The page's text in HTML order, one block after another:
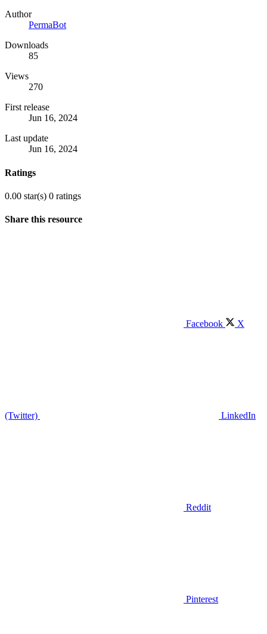
Author
PermaBot
Downloads
85
Views
270
First release
Jun 16, 2024
Last update
Jun 16, 2024
Ratings
0.00 star(s) 0 ratings
Share this resource
Facebook X
(Twitter) LinkedIn
Reddit
Pinterest